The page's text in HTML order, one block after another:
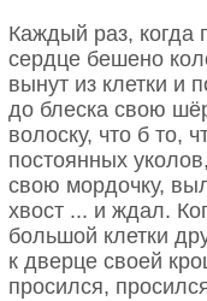
Каждый раз, когда
сердце бешено
вынут из клетки и
до блеска свою
волоску, что б то,
постоянных
свою мордочку,
хвост ... и ждал.
большой клетки
к дверце своей
просился,